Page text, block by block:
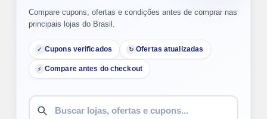
Compare cupons, ofertas e condições antes de comprar nas
principais lojas do Brasil.
✓ Cupons verificados ↻ Ofertas atualizadas
⚡ Compare antes do checkout